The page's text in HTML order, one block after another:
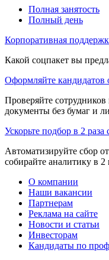
Полная занятость
Полный день
Корпоративная
Какой соцпакет вы
Оформляйте кандидатов
Проверяйте
документы без бумаг и
Ускорьте подбор в 2 раза
Автоматизируйте сбор
собирайте аналитику в 2
О компании
Наши вакансии
Партнерам
Реклама на сайте
Новости и статьи
Инвесторам
Кандидаты по